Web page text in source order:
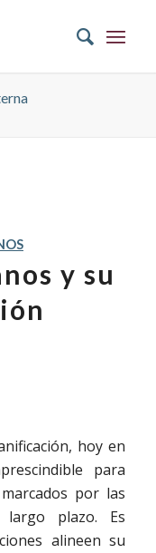
y su
hoy en
para
por las
plazo. Es
alineen su